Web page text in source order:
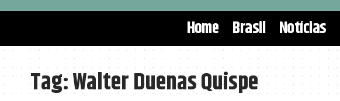
Home Brasil Notícias
Tag:Walter Duenas Quispe